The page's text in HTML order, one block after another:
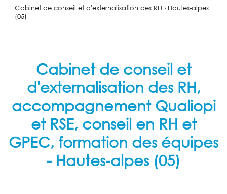
ACCUEIL
EXTERNALISATION
RH
Cabinet de conseil et d'externalisation des RH › Hautes-alpes
(05)
Cabinet de conseil et
d'externalisation des RH,
accompagnement Qualiopi
et RSE, conseil en RH et
GPEC, formation des équipes
- Hautes-alpes (05)